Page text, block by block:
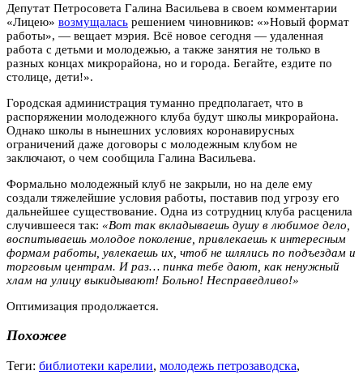
Депутат Петросовета Галина Васильева в своем комментарии
«Лицею» возмущалась решением чиновников: «»Новый формат
работы», — вещает мэрия. Всё новое сегодня — удаленная
работа с детьми и молодежью, а также занятия не только в
разных концах микрорайона, но и города. Бегайте, ездите по
столице, дети!».
Городская администрация туманно предполагает, что в
распоряжении молодежного клуба будут школы микрорайона.
Однако школы в нынешних условиях коронавирусных
ограничений даже договоры с молодежным клубом не
заключают, о чем сообщила Галина Васильева.
Формально молодежный клуб не закрыли, но на деле ему
создали тяжелейшие условия работы, поставив под угрозу его
дальнейшее существование. Одна из сотрудниц клуба расценила
случившееся так: «Вот так вкладываешь душу в любимое дело,
воспитываешь молодое поколение, привлекаешь к интересным
формам работы, увлекаешь их, чтоб не шлялись по подъездам и
торговым центрам. И раз… пинка тебе дают, как ненужный
хлам на улицу выкидывают! Больно! Несправедливо!»
Оптимизация продолжается.
Похожее
Теги: библиотеки карелии, молодежь петрозаводска,